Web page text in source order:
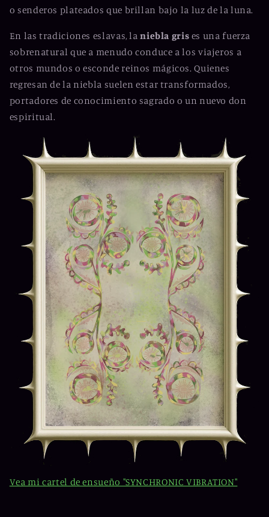
o senderos plateados que brillan bajo la luz de la luna.
En las tradiciones eslavas, laniebla gris es una fuerza
sobrenatural que a menudo conduce a los viajeros a
otros mundos o esconde reinos mágicos. Quienes
regresan de la niebla suelen estar transformados,
portadores de conocimiento sagrado o un nuevo don
espiritual.
Vea mi cartel de ensueño "SYNCHRONIC VIBRATION"